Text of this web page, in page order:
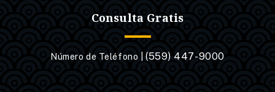
Consulta Gratis
Número de Teléfono | (559) 447-9000